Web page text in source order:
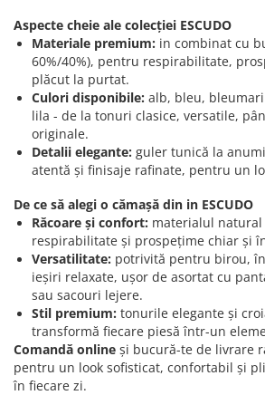
Aspecte cheie ale colecției ESCUDO
Materiale premium: in combinat cu
60%/40%), pentru respirabilitate,
plăcut la purtat.
Culori disponibile: alb, bleu,
lila - de la tonuri clasice, versatile,
originale.
Detalii elegante: guler tunică la
atentă și finisaje rafinate, pentru un
De ce să alegi o cămașă din in ESCUDO
Răcoare și confort: materialul natural
respirabilitate și prospețime chiar și
Versatilitate: potrivită pentru birou,
ieșiri relaxate, ușor de asortat cu
sau sacouri lejere.
Stil premium: tonurile elegante și
transformă fiecare piesă într-un
Comandă online și bucură-te de livrare
pentru un look sofisticat, confortabil și
în fiecare zi.